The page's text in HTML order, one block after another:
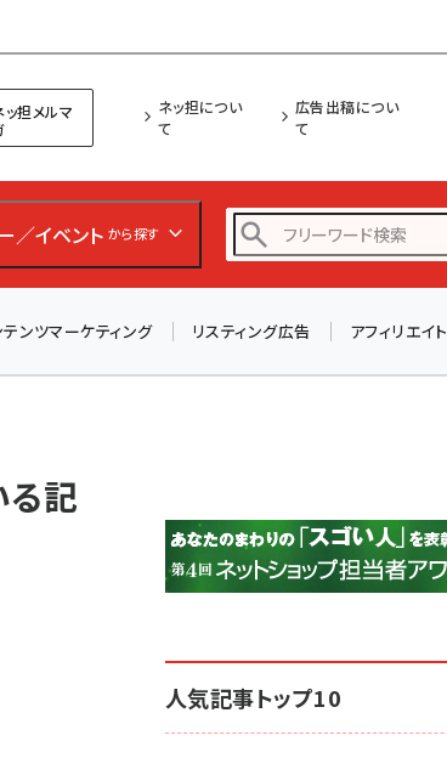
ッ担メルマ
ネッ担につい
て
広告出稿につい
て
／イベント から探す
アスクル (1119)
base (1077)
テンツマーケティング リスティング広告 アフィリエイト
る記
人気記事トップ10
次の一手」とは？
登壇のリアルECセ
も実施】